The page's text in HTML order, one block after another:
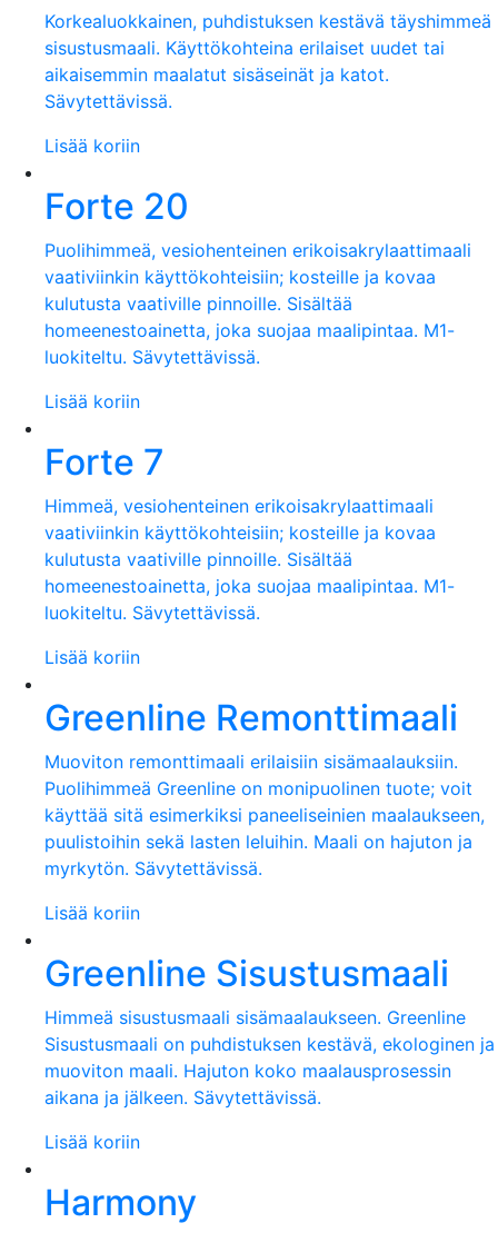
Korkealuokkainen, puhdistuksen kestävä täyshimmeä
sisustusmaali. Käyttökohteina erilaiset uudet tai
aikaisemmin maalatut sisäseinät ja katot.
Sävytettävissä.
Lisää koriin
Forte 20
Puolihimmeä, vesiohenteinen erikoisakrylaattimaali
vaativiinkin käyttökohteisiin; kosteille ja kovaa
kulutusta vaativille pinnoille. Sisältää
homeenestoainetta, joka suojaa maalipintaa. M1-
luokiteltu. Sävytettävissä.
Lisää koriin
Forte 7
Himmeä, vesiohenteinen erikoisakrylaattimaali
vaativiinkin käyttökohteisiin; kosteille ja kovaa
kulutusta vaativille pinnoille. Sisältää
homeenestoainetta, joka suojaa maalipintaa. M1-
luokiteltu. Sävytettävissä.
Lisää koriin
Greenline Remonttimaali
Muoviton remonttimaali erilaisiin sisämaalauksiin.
Puolihimmeä Greenline on monipuolinen tuote; voit
käyttää sitä esimerkiksi paneeliseinien maalaukseen,
puulistoihin sekä lasten leluihin. Maali on hajuton ja
myrkytön. Sävytettävissä.
Lisää koriin
Greenline Sisustusmaali
Himmeä sisustusmaali sisämaalaukseen. Greenline
Sisustusmaali on puhdistuksen kestävä, ekologinen ja
muoviton maali. Hajuton koko maalausprosessin
aikana ja jälkeen. Sävytettävissä.
Lisää koriin
Harmony